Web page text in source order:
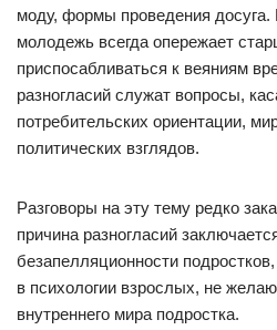
моду, формы проведения досуга.
молодежь всегда опережает
приспосабливаться к веяниям
разногласий служат вопросы,
потребительских ориентации,
политических взглядов.
Разговоры на эту тему редко
причина разногласий
безапелляционности
в психологии взрослых, не
внутреннего мира подростка.